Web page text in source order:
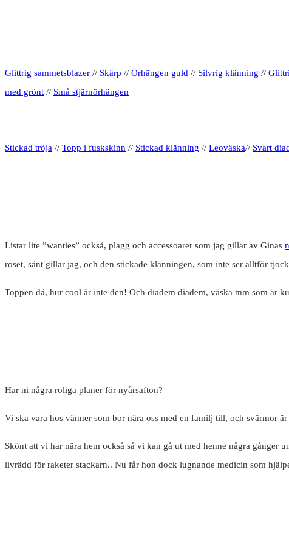
Glittrig sammetsblazer // Skärp // Örhängen guld // Silvrig klänning //
med grönt // Små stjärnörhängen
Stickad tröja // Topp i fuskskinn // Stickad klänning // Leoväska// Svart
Listar lite ”wanties” också, plagg och accessoarer som jag gillar av Ginas
roset, sånt gillar jag, och den stickade klänningen, som inte ser alltför
Toppen då, hur cool är inte den! Och diadem diadem, väska mm som är
Har ni några roliga planer för nyårsafton?
Vi ska vara hos vänner som bor nära oss med en familj till, och svärmor
Skönt att vi har nära hem också så vi kan gå ut med henne några gånger
livrädd för raketer stackarn.. Nu får hon dock lugnande medicin som